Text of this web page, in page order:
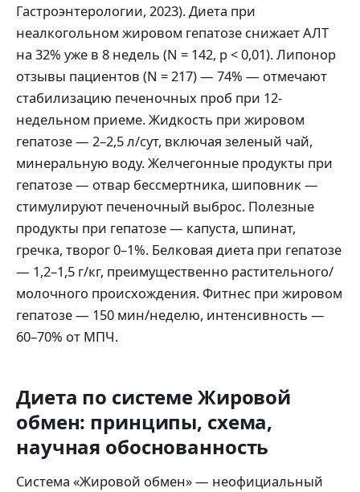
Гастроэнтерологии, 2023). Диета при
неалкогольном жировом гепатозе снижает АЛТ
на 32% уже в 8 недель (N = 142, p < 0,01). Липонор
отзывы пациентов (N = 217) — 74% — отмечают
стабилизацию печеночных проб при 12-
недельном приеме. Жидкость при жировом
гепатозе — 2–2,5 л/сут, включая зеленый чай,
минеральную воду. Желчегонные продукты при
гепатозе — отвар бессмертника, шиповник —
стимулируют печеночный выброс. Полезные
продукты при гепатозе — капуста, шпинат,
гречка, творог 0–1%. Белковая диета при гепатозе
— 1,2–1,5 г/кг, преимущественно растительного/
молочного происхождения. Фитнес при жировом
гепатозе — 150 мин/неделю, интенсивность —
60–70% от МПЧ.
Диета по системе Жировой
обмен: принципы, схема,
научная обоснованность
Система «Жировой обмен» — неофициальный